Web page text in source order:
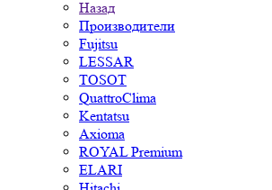
Назад
Производители
Fujitsu
LESSAR
TOSOT
QuattroClima
Kentatsu
Axioma
ROYAL Premium
ELARI